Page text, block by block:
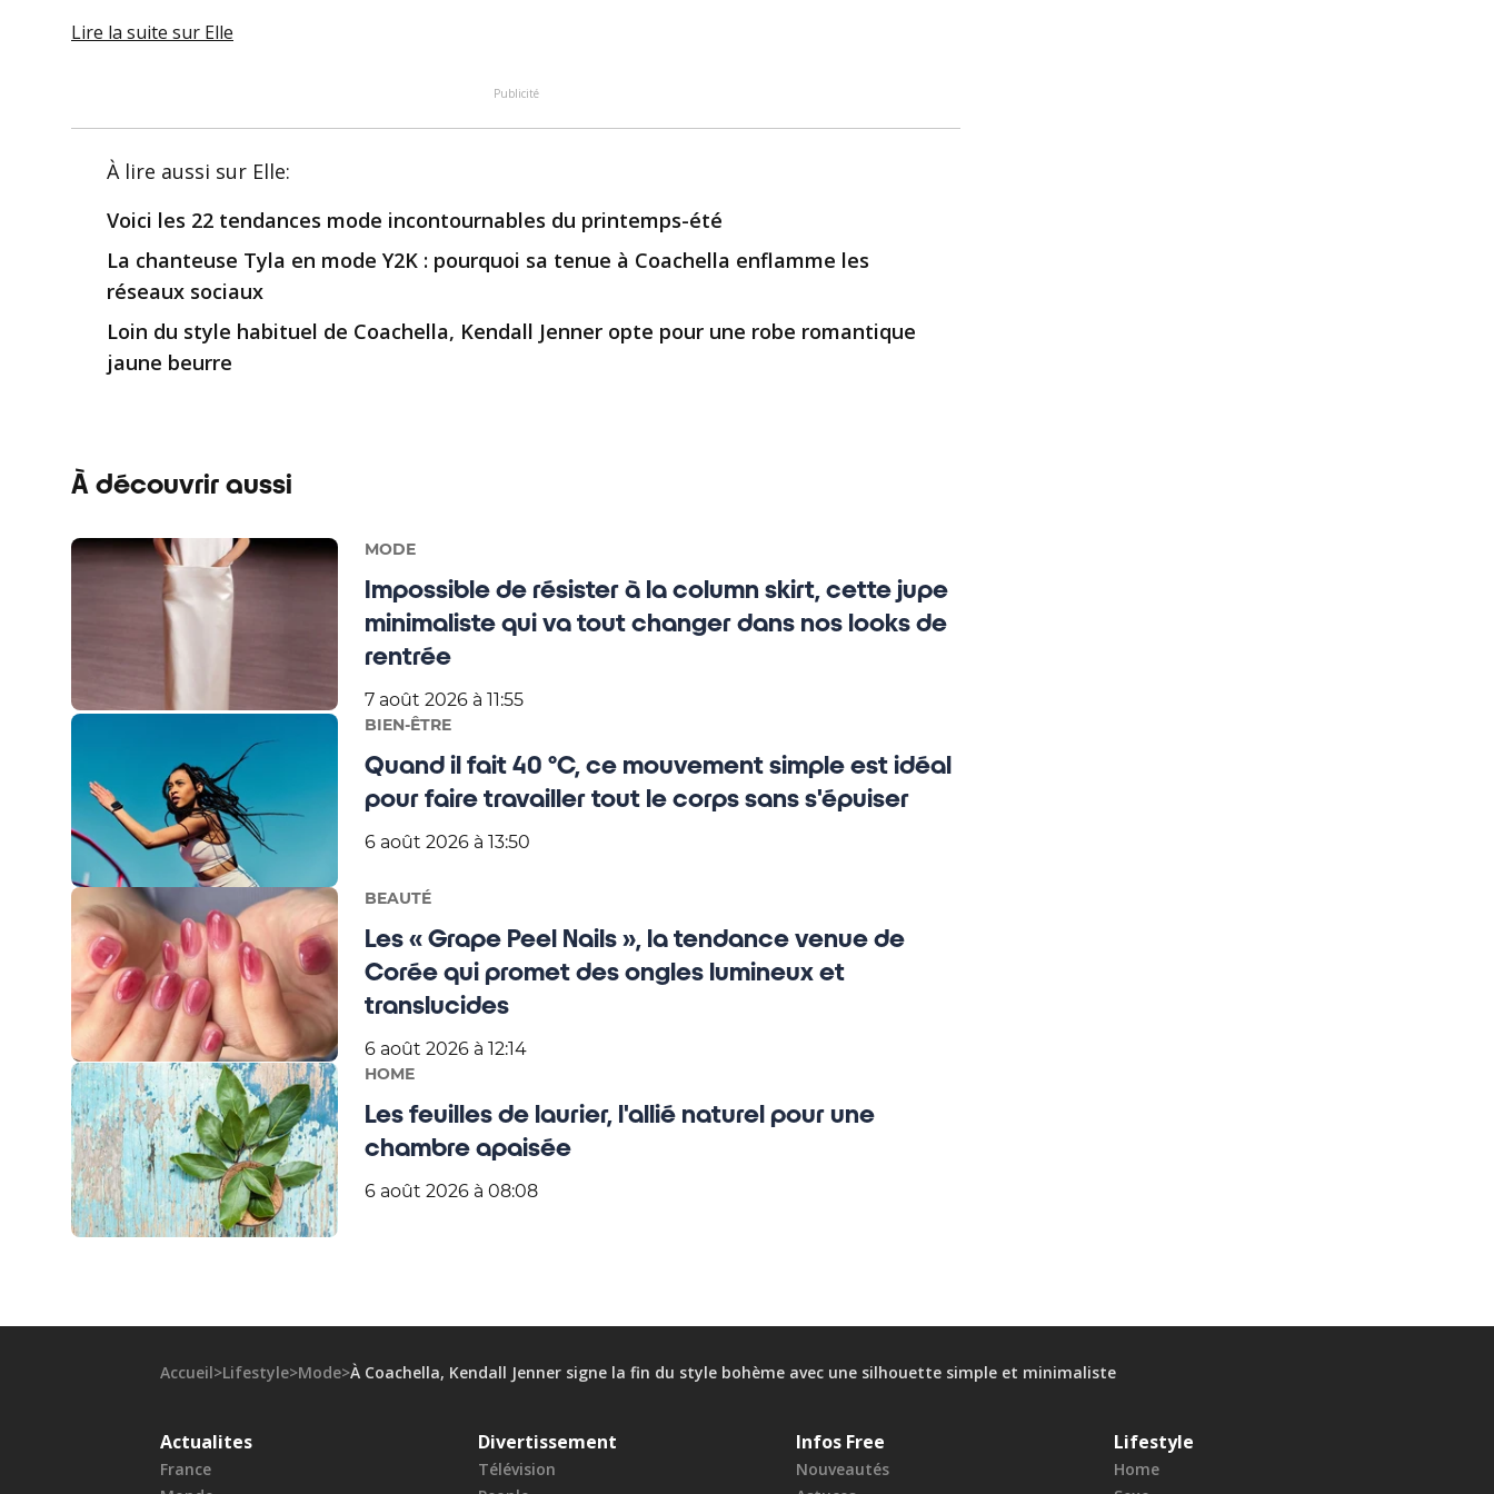
Lire la suite sur Elle
Publicité
À lire aussi sur Elle:
Voici les 22 tendances mode incontournables du printemps-été
La chanteuse Tyla en mode Y2K : pourquoi sa tenue à Coachella enflamme les
réseaux sociaux
Loin du style habituel de Coachella, Kendall Jenner opte pour une robe romantique
jaune beurre
À découvrir aussi
MODE
Impossible de résister à la column skirt, cette jupe
minimaliste qui va tout changer dans nos looks de
rentrée
7 août 2026 à 11:55
BIEN-ÊTRE
Quand il fait 40 °C, ce mouvement simple est idéal
pour faire travailler tout le corps sans s'épuiser
6 août 2026 à 13:50
BEAUTÉ
Les « Grape Peel Nails », la tendance venue de
Corée qui promet des ongles lumineux et
translucides
6 août 2026 à 12:14
HOME
Les feuilles de laurier, l'allié naturel pour une
chambre apaisée
6 août 2026 à 08:08
Accueil>Lifestyle>Mode>À Coachella, Kendall Jenner signe la fin du style bohème avec une silhouette simple et minimaliste
Actualites
France
Divertissement
Télévision
Infos Free
Nouveautés
Lifestyle
Home